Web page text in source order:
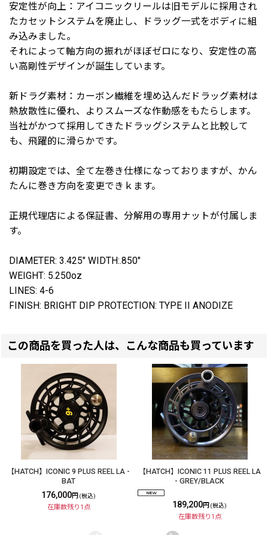
安定性が向上：アイコニックリールは旧モデルに採用され
たカセットシステムを廃止し、ドラッグ一式をボディに組
み込みました。
それによって軸方向の振れがほぼゼロになり、安定性の高
い高剛性デザインが誕生しています。
新ドラグ素材：カーボン繊維を埋め込んだドラッグ素材は
熱放散性に優れ、よりスムーズな作動感をもたらします。
当社がかつて採用してきたドラッグシステムと比較して
も、飛躍的に滑らかです。
初期設定では、全て左巻き仕様になっておりますが、かん
たんに巻き方向を変更できｋます。
正規代理店による保証書、分解用の専用ナットが付属しま
す。
DIAMETER: 3.425" WIDTH:.850"
WEIGHT: 5.250oz
LINES: 4-6
FINISH: BRIGHT DIP PROTECTION: TYPE II ANODIZE
この商品を買った人は、こんな商品も買っています
【HATCH】ICONIC 9 PLUS REEL LA -
BAT
176,000円 (税込)
在庫数残り1点
【HATCH】ICONIC 11 PLUS REEL LA
- GREY/BLACK
189,200円 (税込)
在庫数残り1点